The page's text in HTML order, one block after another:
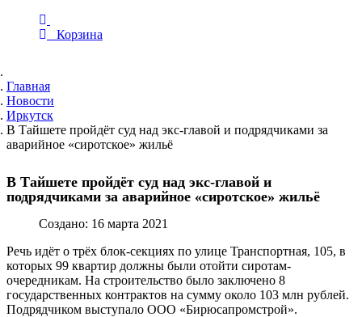
Корзина
Главная
Новости
Иркутск
В Тайшете пройдёт суд над экс-главой и подрядчиками за
аварийное «сиротское» жильё
В Тайшете пройдёт суд над экс-главой и
подрядчиками за аварийное «сиротское» жильё
Создано: 16 марта 2021
Речь идёт о трёх блок-секциях по улице Транспортная, 105, в
которых 99 квартир должны были отойти сиротам-
очередникам. На строительство было заключено 8
государственных контрактов на сумму около 103 млн рублей.
Подрядчиком выступало ООО «Бирюсапромстрой».